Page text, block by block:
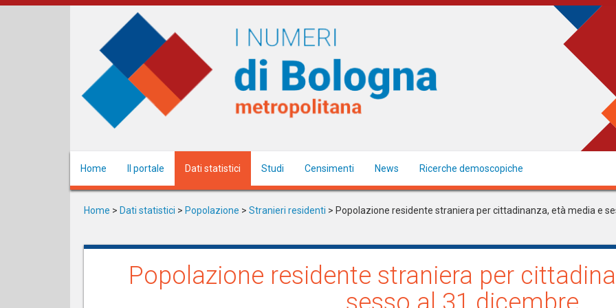
Salta
Home Il portale Dati statistici Studi Censimenti News Ricerche demoscopiche
Home > Dati statistici > Popolazione > Stranieri residenti > Popolazione residente straniera per cittadinanza, età media e
Popolazione residente straniera per